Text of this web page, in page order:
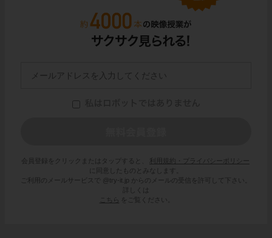
会員登録をクリックまたはタップすると、
利用規約・プライバシーポリシー
に同意したものとみなします。
ご利用のメールサービスで @try-it.jp からのメールの受信を許可して下さい。
詳しくは
こちら
をご覧ください。